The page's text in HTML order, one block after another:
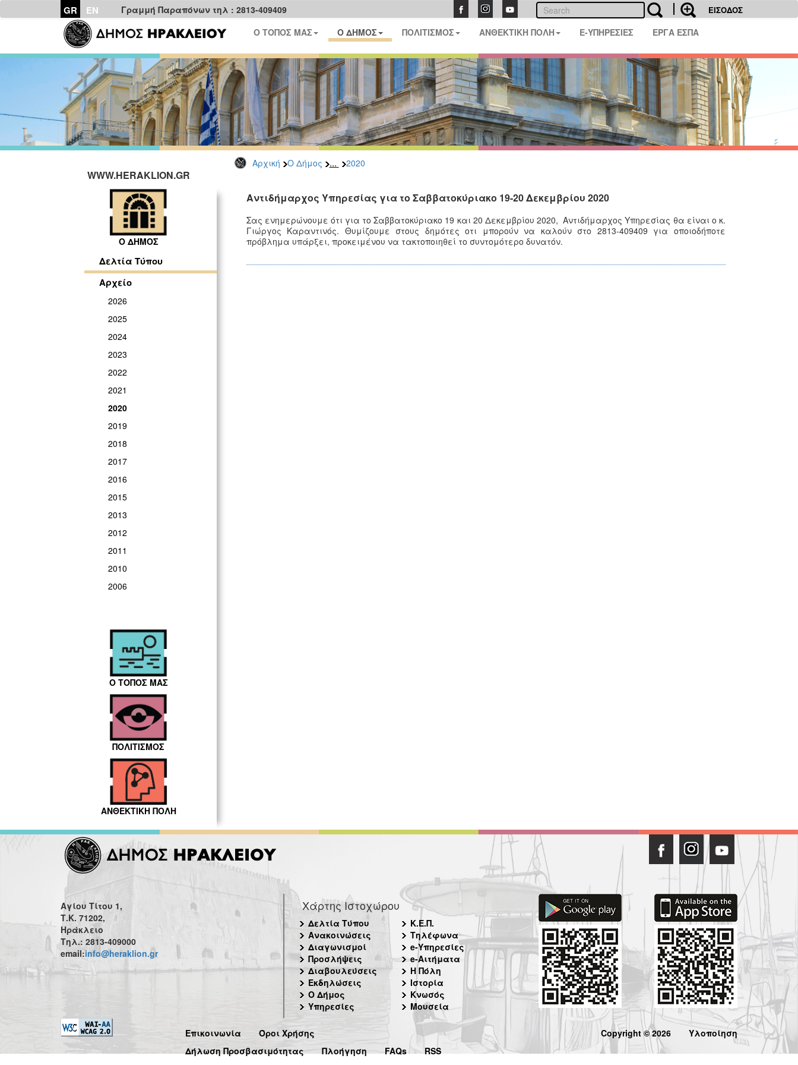
GR EN Γραμμή Παραπόνων τηλ : 2813-409409 ΕΙΣΟΔΟΣ
Ο ΤΟΠΟΣ ΜΑΣ Ο ΔΗΜΟΣ ΠΟΛΙΤΙΣΜΟΣ ΑΝΘΕΚΤΙΚΗ ΠΟΛΗ E-ΥΠΗΡΕΣΙΕΣ ΕΡΓΑ ΕΣΠΑ
Αρχική Ο Δήμος ... 2020
WWW.HERAKLION.GR
Ο ΔΗΜΟΣ
Δελτία Τύπου
Αρχείο
2026
2025
2024
2023
2022
2021
2020
2019
2018
2017
2016
2015
2013
2012
2011
2010
2006
Ο ΤΟΠΟΣ ΜΑΣ
ΠΟΛΙΤΙΣΜΟΣ
ΑΝΘΕΚΤΙΚΗ ΠΟΛΗ
Αντιδήμαρχος Υπηρεσίας για το Σαββατοκύριακο 19-20 Δεκεμβρίου 2020
Σας ενημερώνουμε ότι για τοΣαββατοκύριακο 19 και 20 Δεκεμβρίου 2020, Αντιδήμαρχος Υπηρεσίας θα είναι o κ.
Γιώργος Καραντινός. Θυμίζουμε στους δημότες οτι μπορούν να καλούν στο 2813-409409 για οποιοδήποτε
πρόβλημα υπάρξει, προκειμένου να τακτοποιηθεί το συντομότερο δυνατόν.
Αγίου Τίτου 1,
Τ.Κ. 71202,
Ηράκλειο
Τηλ.: 2813-409000
email:info@heraklion.gr
Χάρτης Ιστοχώρου
Δελτία Τύπου
Ανακοινώσεις
Διαγωνισμοί
Προσλήψεις
Διαβουλεύσεις
Εκδηλώσεις
Ο Δήμος
Υπηρεσίες
Κ.Ε.Π.
Τηλέφωνα
e-Υπηρεσίες
e-Αιτήματα
Η Πόλη
Ιστορία
Κνωσός
Μουσεία
Επικοινωνία
Όροι Χρήσης
Δήλωση Προσβασιμότητας
Πλοήγηση FAQs RSS
Copyright © 2026 Υλοποίηση